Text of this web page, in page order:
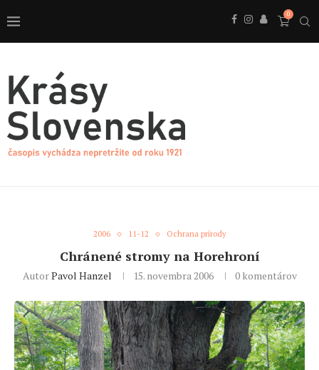
0
2006 11-12 Ochrana prírody
Chránené stromy na Horehroní
AutorPavol Hanzel 15. novembra 2006 0 komentárov